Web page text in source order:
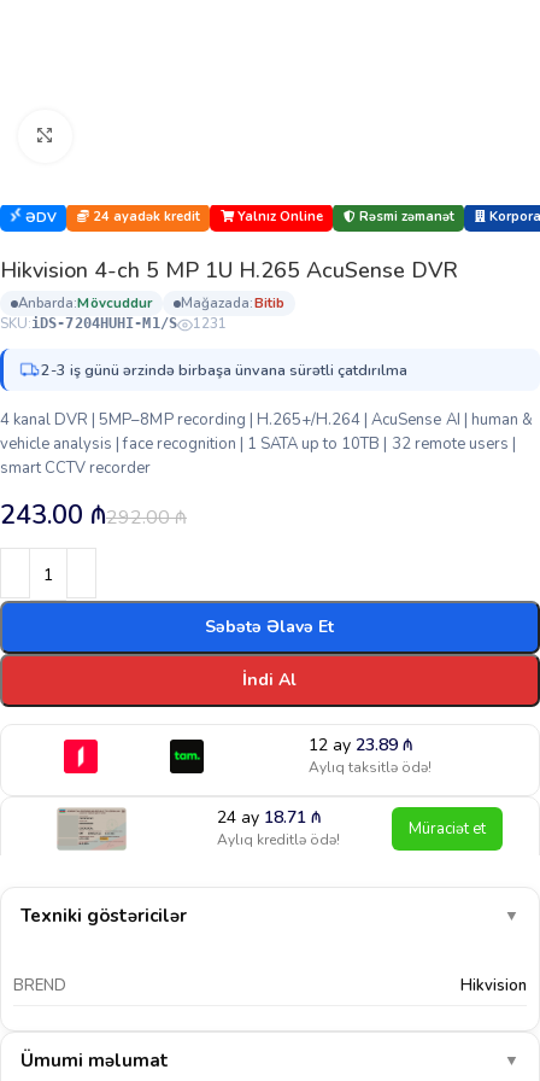
ƏDV 24 ayadək kredit Yalnız Online Rəsmi zəmanət
Hikvision 4-ch 5 MP 1U H.265 AcuSense DVR
anbarda: mövcuddur mağazada:
bi̇ti̇b
SKU:iDS-7204HUHI-M1/S 1231
2-3 iş günü ərzində birbaşa ünvana sürətli çatdırılma
4 kanal DVR | 5MP–8MP recording | H.265+/H.264 | AcuSense AI | human &
vehicle analysis | face recognition | 1 SATA up to 10TB | 32 remote users |
smart CCTV recorder
292.00₼
243.00 ₼
Səbətə Əlavə Et
İndi Al
12 ay 23.89 ₼
Aylıq taksitlə ödə!
24 ay 18.71₼
Aylıq kreditlə ödə! Müraciət et
Texniki göstəricilər ▼
BREND Hikvision
Ümumi məlumat ▼